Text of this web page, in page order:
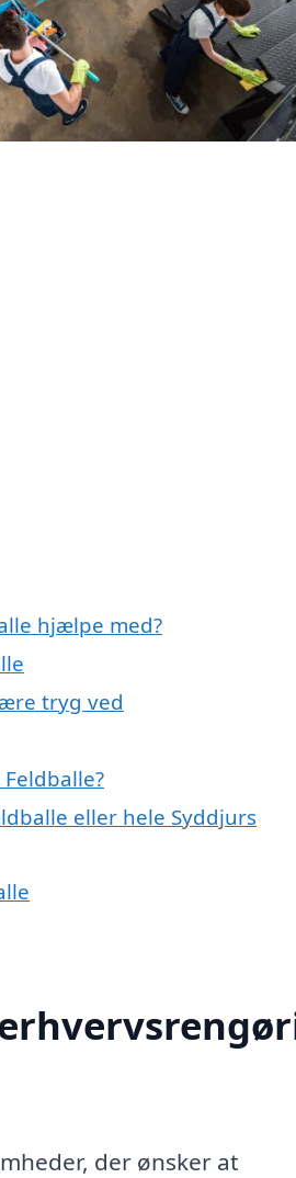
hjælpe med?
tryg ved
eller hele Syddjurs
der ønsker at